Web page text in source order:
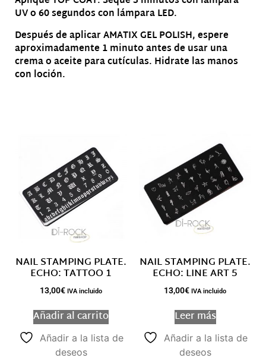
UV o 60 segundos con lámpara LED.
Después de aplicar AMATIX GEL POLISH, espere
aproximadamente 1 minuto antes de usar una
crema o aceite para cutículas. Hidrate las manos
con loción.
NAIL STAMPING PLATE.
ECHO: TATTOO 1
13,00€ IVA incluido
Añadir al carrito
Añadir a la lista de
deseos
NAIL STAMPING PLATE.
ECHO: LINE ART 5
13,00€ IVA incluido
Leer más
Añadir a la lista de
deseos